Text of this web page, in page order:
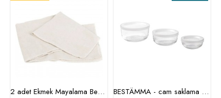
2 adet Ekmek Mayalama Bezi 50x70 cm, %100 Pamuk Amerikan Pasa Bezi
BESTÄMMA - cam saklama kabı seti (cam)